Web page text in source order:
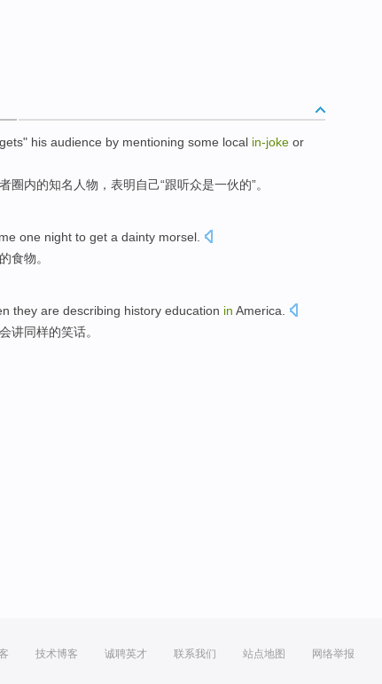
his audience by mentioning some local in-joke or
圈内的知名 人物 ， 表明 自己“跟听众是一伙的”。
one night to get a dainty morsel.
食物。
they are describing history education in America
会讲同样的笑话。
技术博客 诚聘英才 联系我们 站点地图 网络举报